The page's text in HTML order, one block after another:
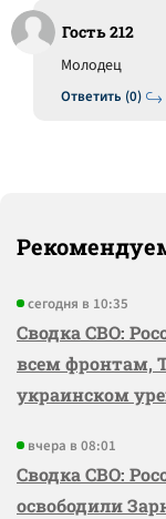
Гость 212
Ответить (0)
Молодец
сегодня в 10:35
Сводка СВО:
всем фронтам,
украинском
вчера в 08:01
Сводка СВО:
освободили